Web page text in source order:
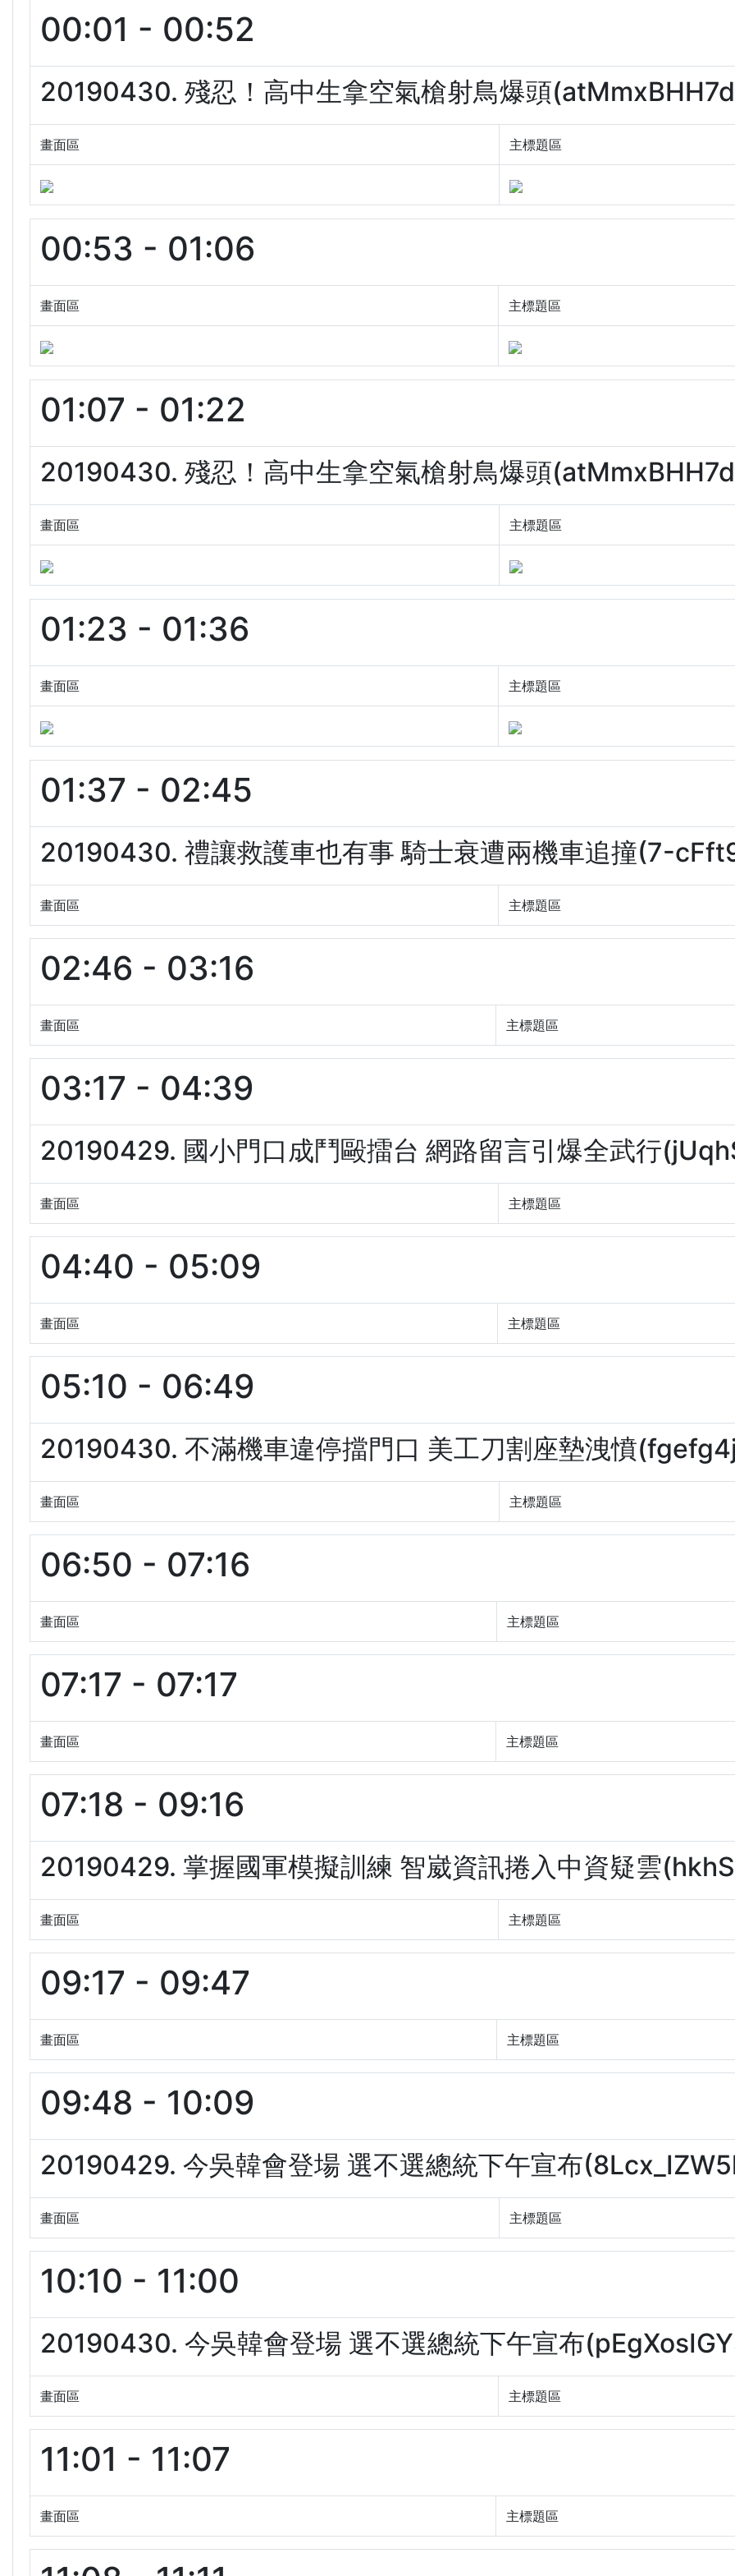
00:01 - 00:52
20190430. 殘忍！高中生拿空氣槍射鳥爆頭
畫面區 主標題區
00:53 - 01:06
畫面區 主標題區
01:07 - 01:22
20190430. 殘忍！高中生拿空氣槍射鳥爆頭
畫面區 主標題區
01:23 - 01:36
畫面區 主標題區
01:37 - 02:45
20190430. 禮讓救護車也有事 騎士衰遭兩機車追撞(7-
畫面區 主標題區
02:46 - 03:16
畫面區 主標題區
03:17 - 04:39
20190429. 國小門口成鬥毆擂台 網路留言引爆全武行
畫面區 主標題區
04:40 - 05:09
畫面區 主標題區
05:10 - 06:49
20190430. 不滿機車違停擋門口 美工刀割座墊洩憤
畫面區 主標題區
06:50 - 07:16
畫面區 主標題區
07:17 - 07:17
畫面區 主標題區
07:18 - 09:16
20190429. 掌握國軍模擬訓練 智崴資訊捲入中資疑雲
畫面區 主標題區
09:17 - 09:47
畫面區 主標題區
09:48 - 10:09
20190429. 今吳韓會登場 選不選總統下午宣布
畫面區 主標題區
10:10 - 11:00
20190430. 今吳韓會登場 選不選總統下午宣布
畫面區 主標題區
11:01 - 11:07
畫面區 主標題區